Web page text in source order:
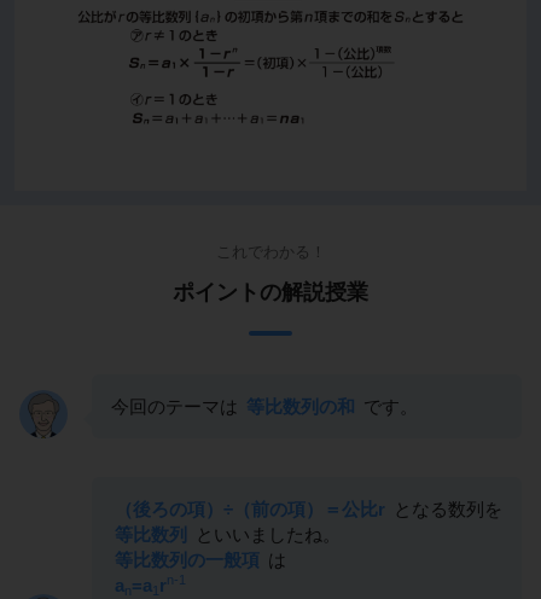
これでわかる！
ポイントの解説授業
今回のテーマは 等比数列の和 です。
（後ろの項）÷（前の項）＝公比r
となる数列を
等比数列
といいましたね。
等比数列の一般項 は
an=a 1 rn-1